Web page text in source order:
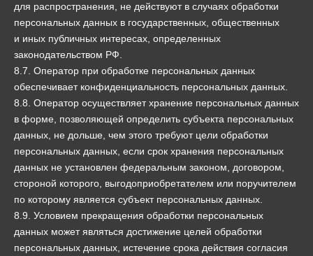
для распространения, не действуют в случаях обработки
персональных данных в государственных, общественных
и иных публичных интересах, определенных
законодательством РФ.
8.7. Оператор при обработке персональных данных
обеспечивает конфиденциальность персональных данных.
8.8. Оператор осуществляет хранение персональных данных
в форме, позволяющей определить субъекта персональных
данных, не дольше, чем этого требуют цели обработки
персональных данных, если срок хранения персональных
данных не установлен федеральным законом, договором,
стороной которого, выгодоприобретателем или поручителем
по которому является субъект персональных данных.
8.9. Условием прекращения обработки персональных
данных может являться достижение целей обработки
персональных данных, истечение срока действия согласия